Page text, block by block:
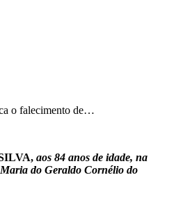
o falecimento de…
aos 84 anos de idade, na
do Geraldo Cornélio do